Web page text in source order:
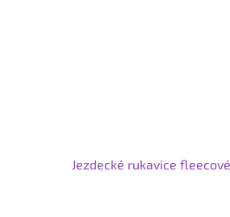
Jezdecké rukavice